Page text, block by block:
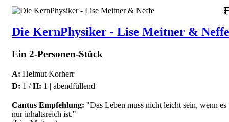
Die KernPhysiker - Lise Meitner & Neffe
Ein 2-Personen-Stück
A: Helmut Korherr
D: 1 /H: 1 | abendfüllend
Cantus Empfehlung: "Das Leben muss nicht leicht sein, wenn es
nur inhaltsreich ist."